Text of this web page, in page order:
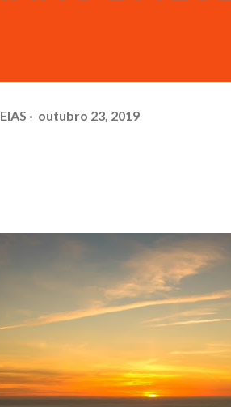
outubro 23, 2019